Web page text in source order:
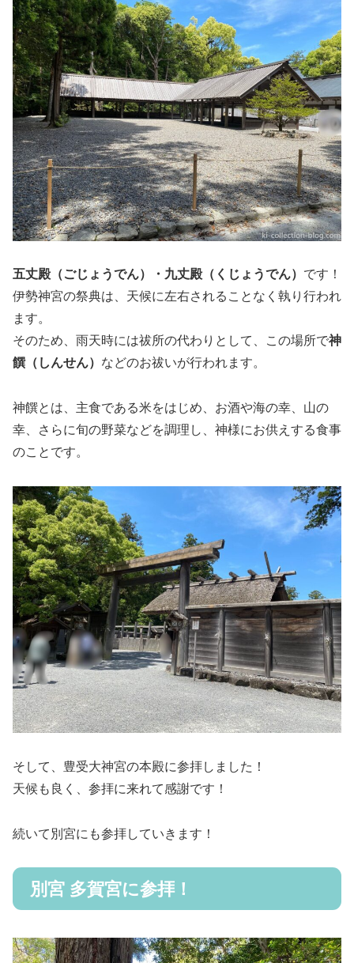
五丈殿（ごじょうでん）・九丈殿（くじょうでん） です！
伊勢神宮の祭典は、天候に左右されることなく執り行われ
ます。
そのため、雨天時には祓所の代わりとして、この場所で神
饌（しんせん） などのお祓いが行われます。
神饌とは、主食である米をはじめ、お酒や海の幸、山の
幸、さらに旬の野菜などを調理し、神様にお供えする食事
のことです。
そして、 豊受大神宮の本殿に参拝しました！
天候も良く、参拝に来れて感謝です！
続いて別宮にも参拝していきます！
別宮 多賀宮に参拝！